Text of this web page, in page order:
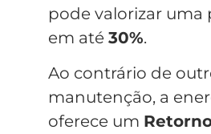
pode valorizar uma
em até 30%.
Ao contrário de
manutenção, a
oferece um